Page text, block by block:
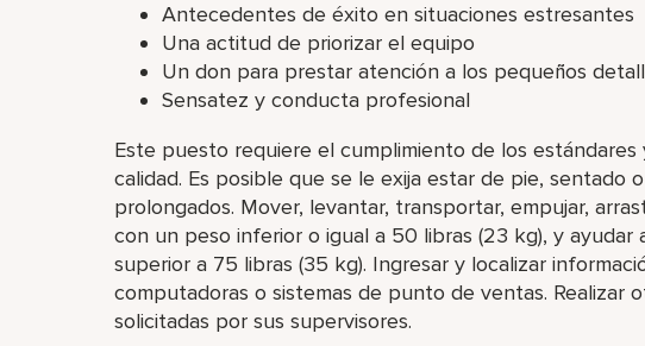
Antecedentes de éxito en situaciones estresantes
Una actitud de priorizar el equipo
Un don para prestar atención a los pequeños
Sensatez y conducta profesional
Este puesto requiere el cumplimiento de los
calidad. Es posible que se le exija estar de pie, sentado
prolongados. Mover, levantar, transportar, empujar,
con un peso inferior o igual a 50 libras (23 kg), y
superior a 75 libras (35 kg). Ingresar y localizar
computadoras o sistemas de punto de ventas. Realizar
solicitadas por sus supervisores.